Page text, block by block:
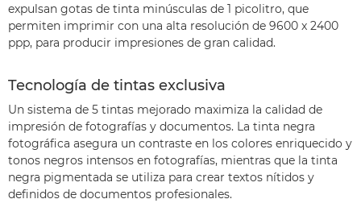
expulsan gotas de tinta minúsculas de 1 picolitro, que
permiten imprimir con una alta resolución de 9600 x 2400
ppp, para producir impresiones de gran calidad.
Tecnología de tintas exclusiva
Un sistema de 5 tintas mejorado maximiza la calidad de
impresión de fotografías y documentos. La tinta negra
fotográfica asegura un contraste en los colores enriquecido y
tonos negros intensos en fotografías, mientras que la tinta
negra pigmentada se utiliza para crear textos nítidos y
definidos de documentos profesionales.